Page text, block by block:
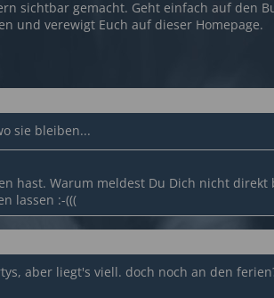
sichtbar gemacht. Geht einfach auf den
und verewigt Euch auf dieser Homepage.
sie bleiben...
hast. Warum meldest Du Dich nicht
lassen :-(((
aber liegt's viell. doch noch an den